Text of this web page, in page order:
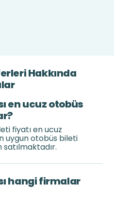
Hakkında
en ucuz otobüs
fiyatı en ucuz
uygun otobüs bileti
hangi firmalar